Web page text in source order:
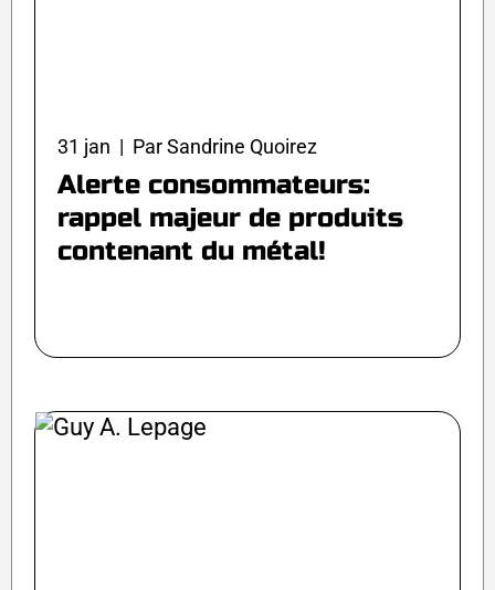
31 jan | Par Sandrine Quoirez
Alerte consommateurs:
rappel majeur de produits
contenant du métal!